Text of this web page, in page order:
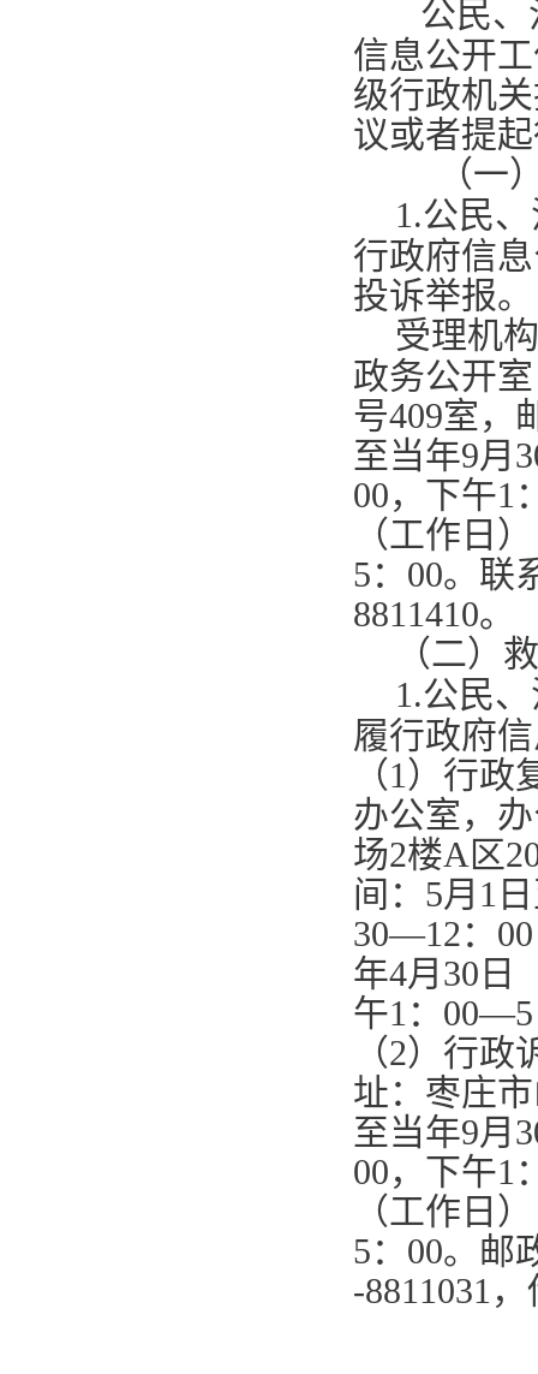
公民
信息公开
级行政机
议或者提
（一
1.公民
行政府信
投诉举报。
受理机
政务公开
号409室，
至当年9月
00，下午1
（工作日
5： 00。联
8811410。
（二）
1.公民
履行政府
（1 ）行政
办公室，
场2楼A 区
间： 5月 1
30—12： 00
年4月 30 日
午1 ： 00—5
（2）行政
址：枣庄
至当年9月
00，下午1
（工作日
5： 00。邮
-8811031